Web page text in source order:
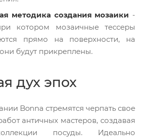
методика создания мозаики -
котором мозаичные тессеры
прямо на поверхности, на
будут прикреплены.
дух эпох
Bonna стремятся черпать свое
античных мастеров, создавая
посуды. Идеально